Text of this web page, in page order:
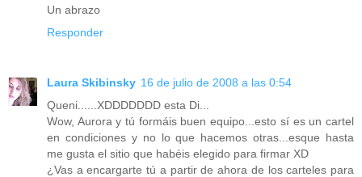
Un abrazo
Responder
Laura Skibinsky 16 de julio de 2008 a las 0:54
Queni......XDDDDDDD esta Di...
Wow, Aurora y tú formáis buen equipo...esto sí es un cartel
en condiciones y no lo que hacemos otras...esque hasta
me gusta el sitio que habéis elegido para firmar XD
¿Vas a encargarte tú a partir de ahora de los carteles para